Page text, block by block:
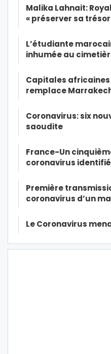
Malika Lahnait:
« préserver sa
L’étudiante
inhumée au
Capitales
remplace
Coronavirus: six
saoudite
France-Un
coronavirus identifié
Première
coronavirus d’un
Le Coronavirus